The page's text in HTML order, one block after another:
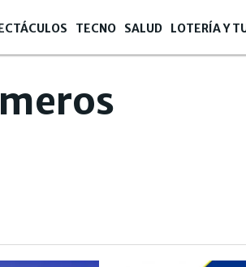
TECNO SALUD LOTERÍA Y